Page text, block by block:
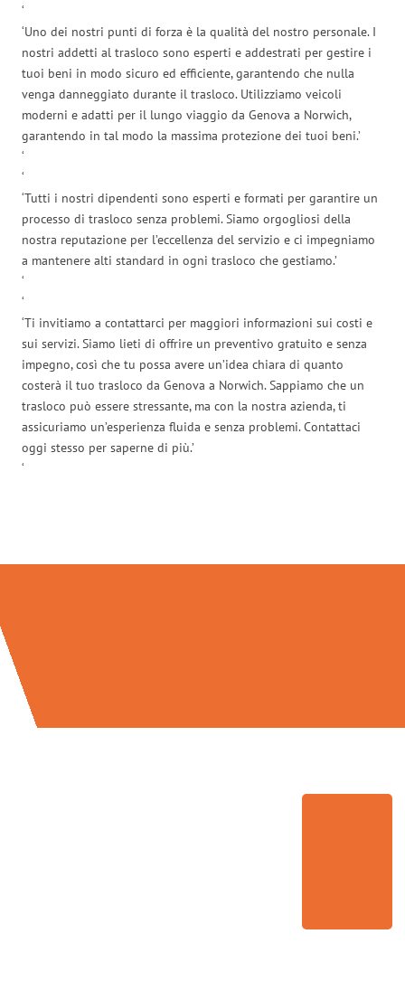
‘
‘Uno dei nostri punti di forza è la qualità del nostro personale. I
nostri addetti al trasloco sono esperti e addestrati per gestire i
tuoi beni in modo sicuro ed efficiente, garantendo che nulla
venga danneggiato durante il trasloco. Utilizziamo veicoli
moderni e adatti per il lungo viaggio da Genova a Norwich,
garantendo in tal modo la massima protezione dei tuoi beni.’
‘
‘
‘Tutti i nostri dipendenti sono esperti e formati per garantire un
processo di trasloco senza problemi. Siamo orgogliosi della
nostra reputazione per l’eccellenza del servizio e ci impegniamo
a mantenere alti standard in ogni trasloco che gestiamo.’
‘
‘
‘Ti invitiamo a contattarci per maggiori informazioni sui costi e
sui servizi. Siamo lieti di offrire un preventivo gratuito e senza
impegno, così che tu possa avere un’idea chiara di quanto
costerà il tuo trasloco da Genova a Norwich. Sappiamo che un
trasloco può essere stressante, ma con la nostra azienda, ti
assicuriamo un’esperienza fluida e senza problemi. Contattaci
oggi stesso per saperne di più.’
‘